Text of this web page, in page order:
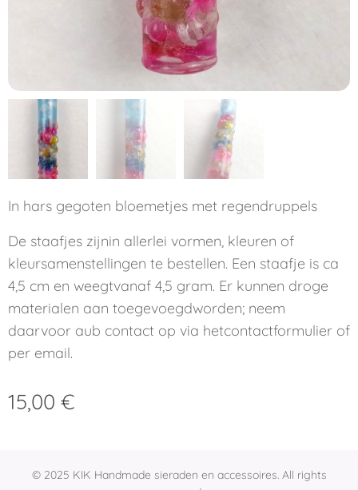
In hars gegoten bloemetjes met regendruppels
De staafjes zijnin allerlei vormen, kleuren of
kleursamenstellingen te bestellen. Een staafje is ca
4,5 cm en weegtvanaf 4,5 gram. Er kunnen droge
materialen aan toegevoegdworden; neem
daarvoor aub contact op via hetcontactformulier of
per email.
15,00 €
© 2025 KIK Handmade sieraden en accessoires. All rights